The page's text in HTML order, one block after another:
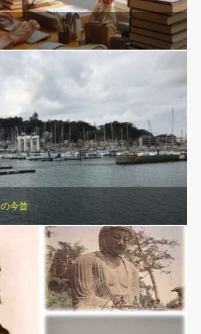
今昔